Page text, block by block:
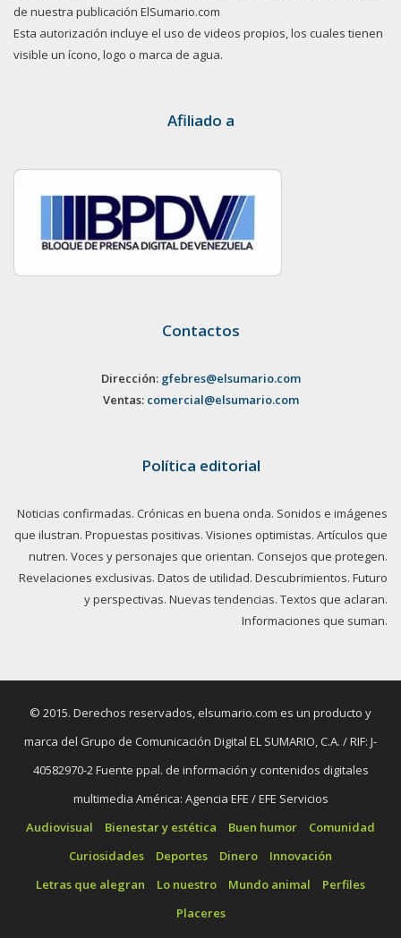
de nuestra publicación ElSumario.com
Esta autorización incluye el uso de videos propios, los cuales tienen
visible un ícono, logo o marca de agua.
Afiliado a
Contactos
Dirección: gfebres@elsumario.com
Ventas: comercial@elsumario.com
Política editorial
Noticias confirmadas. Crónicas en buena onda. Sonidos e imágenes
que ilustran. Propuestas positivas. Visiones optimistas. Artículos que
nutren. Voces y personajes que orientan. Consejos que protegen.
Revelaciones exclusivas. Datos de utilidad. Descubrimientos. Futuro
y perspectivas. Nuevas tendencias. Textos que aclaran.
Informaciones que suman.
© 2015. Derechos reservados, elsumario.com es un producto y
marca del Grupo de Comunicación Digital EL SUMARIO, C.A. / RIF: J-
40582970-2 Fuente ppal. de información y contenidos digitales
multimedia América: Agencia EFE / EFE Servicios
Audiovisual
Bienestar y estética Buen humor
Comunidad
Curiosidades
Deportes Dinero
Innovación
Letras que alegran
Lo nuestro Mundo animal
Perfiles
Placeres